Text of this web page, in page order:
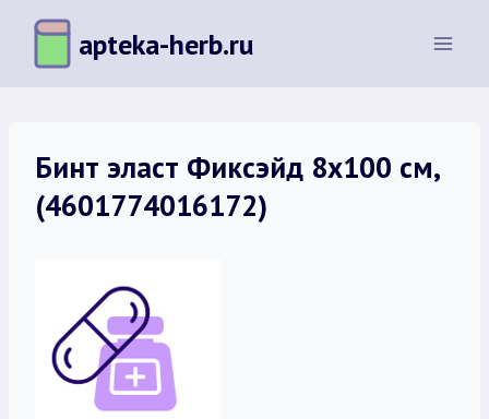
Перейти
содержимому
apteka-herb.ru
Бинт эласт Фиксэйд 8х100 см,
(4601774016172)